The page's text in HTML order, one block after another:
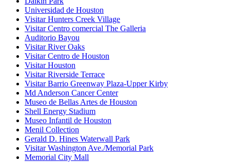
Universidad de Houston
Visitar Hunters Creek Village
Visitar Centro comercial The Galleria
Auditorio Bayou
Visitar River Oaks
Visitar Centro de Houston
Visitar Houston
Visitar Riverside Terrace
Visitar Barrio Greenway Plaza-Upper Kirby
Md Anderson Cancer Center
Museo de Bellas Artes de Houston
Shell Energy Stadium
Museo Infantil de Houston
Menil Collection
Gerald D. Hines Waterwall Park
Visitar Washington Ave./Memorial Park
Memorial City Mall